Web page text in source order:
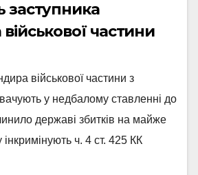
заступника
частини
військової частини з
у недбалому ставленні до
державі збитків на майже
ч. 4 ст. 425 КК